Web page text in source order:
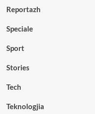
Reportazh
Speciale
Sport
Stories
Tech
Teknologjia